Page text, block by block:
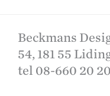
Beckmans
54, 181 55
tel 08-660 20